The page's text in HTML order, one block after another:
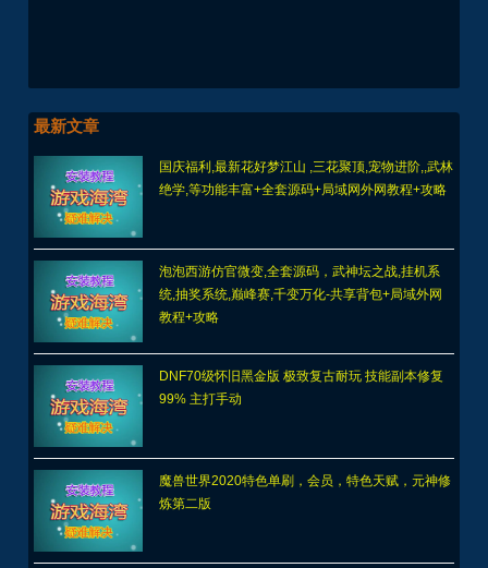
最新文章
国庆福利,最新花好梦江山 ,三花聚顶,宠物进阶,,武林
绝学,等功能丰富+全套源码+局域网外网教程+攻略
泡泡西游仿官微变,全套源码，武神坛之战,挂机系
统,抽奖系统,巅峰赛,千变万化-共享背包+局域外网
教程+攻略
DNF70级怀旧黑金版 极致复古耐玩 技能副本修复
99% 主打手动
魔兽世界2020特色单刷，会员，特色天赋，元神修
炼第二版